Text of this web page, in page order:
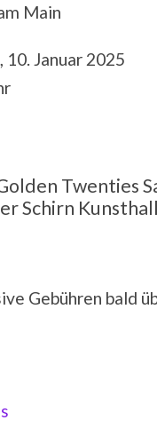
Main
10. Januar 2025
Twenties
Schirn
Gebühren bald